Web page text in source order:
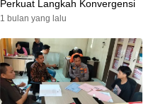
Perkuat Langkah Konvergensi
1 bulan yang lalu